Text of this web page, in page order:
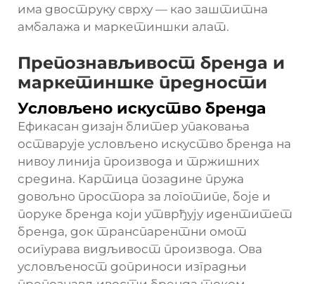
има двоструку сврху — као заштитна
амбалажа и маркетиншки алат.
Препознављивост бренда и
маркетиншке предности
Условљено искуство бренда
Ефикасан дизајн блитер упаковања
остварује условљено искуство бренда на
нивоу линија производа и тржишних
средина. Картица позадине пружа
довољно простора за логотипе, боје и
поруке бренда који утврђују идентитет
бренда, док транспарентни омот
осигурава видљивост производа. Ова
условљеност доприноси изградњи